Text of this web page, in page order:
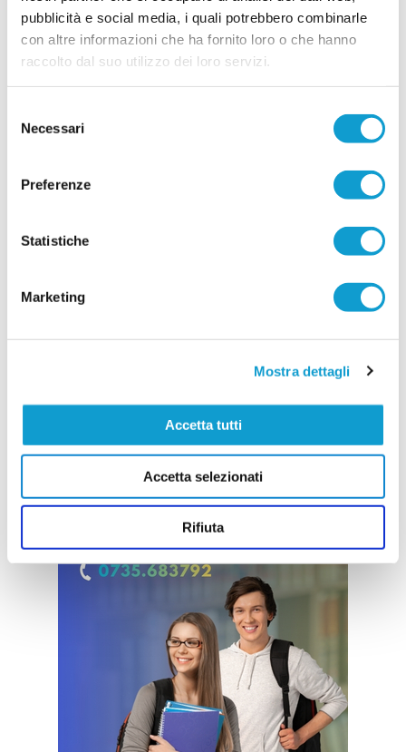
pubblicità e social media, i quali potrebbero combinarle
con altre informazioni che ha fornito loro o che hanno
raccolto dal suo utilizzo dei loro servizi.
delNecessari
Preferenze
Statistiche
Marketing
Mostra dettagli
Accetta tutti
Accetta selezionati
Rifiuta
direttore sportivo del Porto Sant'Elpidio, chiamato
campionato di Promo...leggi
20/07/2026
riconferme
Il Piane MG prosegue la costruzione della rosa in
annunciati nei giorni scorsi, la società ha